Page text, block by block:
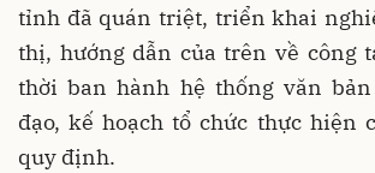
tỉnh đã quán triệt, triển khai
thị, hướng dẫn của trên về công
thời ban hành hệ thống văn
đạo, kế hoạch tổ chức thực hiện
quy định.